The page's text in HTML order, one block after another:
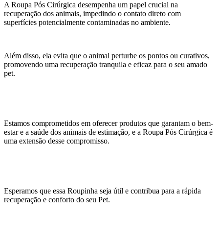
A Roupa Pós Cirúrgica desempenha um papel crucial na
recuperação dos animais, impedindo o contato direto com
superfícies potencialmente contaminadas no ambiente.
Além disso, ela evita que o animal perturbe os pontos ou curativos,
promovendo uma recuperação tranquila e eficaz para o seu amado
pet.
Estamos comprometidos em oferecer produtos que garantam o bem-
estar e a saúde dos animais de estimação, e a Roupa Pós Cirúrgica é
uma extensão desse compromisso.
Esperamos que essa Roupinha seja útil e contribua para a rápida
recuperação e conforto do seu Pet.